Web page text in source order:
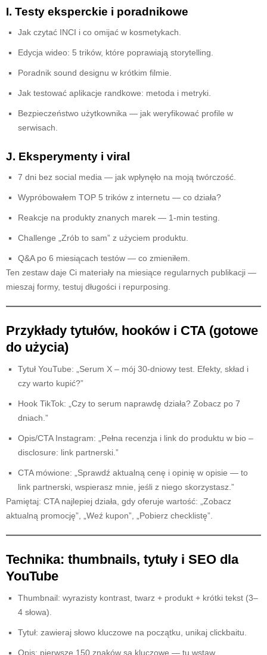
I. Testy eksperckie i poradnikowe
Jak czytać INCI i co omijać w kosmetykach.
Edycja wideo: 5 trików, które poprawiają storytelling.
Poradnik sound designu w krótkim filmie.
Jak testować aplikacje randkowe: metoda i metryki.
Bezpieczeństwo użytkownika — jak weryfikować profile w
serwisach.
J. Eksperymenty i viral
7 dni bez social media — jak wpłynęło na moją twórczość.
Wypróbowałem TOP 5 trików z internetu — co działa?
Reakcje na produkty znanych marek — 1-min testing.
Challenge „Zrób to sam” z użyciem produktu.
Q&A po 6 miesiącach testów — co zmieniłem.
Ten zestaw daje Ci materiały na miesiące regularnych publikacji —
mieszaj formy, testuj długości i repurposing.
Przykłady tytułów, hooków i CTA (gotowe
do użycia)
Tytuł YouTube: „Serum X – mój 30-dniowy test. Efekty, skład i
czy warto kupić?”
Hook TikTok: „Czy to serum naprawdę działa? Zobacz po 7
dniach.”
Opis/CTA Instagram: „Pełna recenzja i link do produktu w bio –
disclosure: link partnerski.”
CTA mówione: „Sprawdź aktualną cenę i opinię w opisie — to
link partnerski, wspierasz mnie, jeśli z niego skorzystasz.”
Pamiętaj: CTA najlepiej działa, gdy oferuje wartość: „Zobacz
aktualną promocję”, „Weź kupon”, „Pobierz checklistę”.
Technika: thumbnails, tytuły i SEO dla
YouTube
Thumbnail: wyrazisty kontrast, twarz + produkt + krótki tekst (3–
4 słowa).
Tytuł: zawieraj słowo kluczowe na początku, unikaj clickbaitu.
Opis: pierwsze 150 znaków są kluczowe — tu wstaw